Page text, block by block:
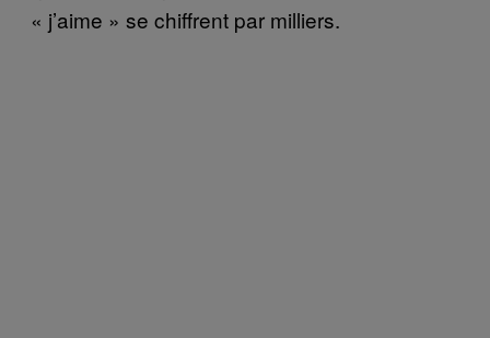
« j’aime » se chiffrent par milliers.